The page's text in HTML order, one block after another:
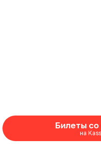
Билеты
на